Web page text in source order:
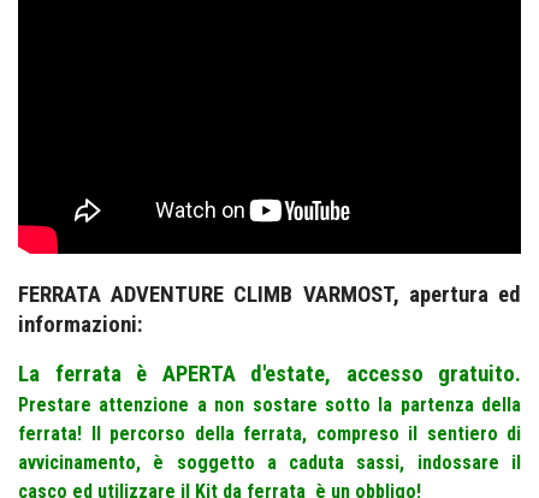
FERRATA ADVENTURE CLIMB VARMOST, apertura ed
informazioni:
La ferrata è APERTA d'estate, accesso gratuito.
Prestare attenzione a non sostare sotto la partenza della
ferrata! Il percorso della ferrata, compreso il sentiero di
avvicinamento, è soggetto a caduta sassi, indossare il
casco ed utilizzare il Kit da ferrata è un obbligo!